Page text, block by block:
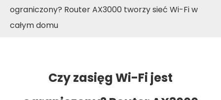
ograniczony? Router AX3000 tworzy sieć Wi-Fi w
całym domu
Czy zasięg Wi-Fi jest